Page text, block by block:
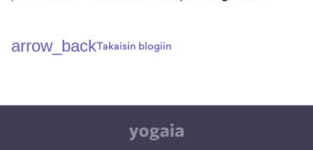
arrow_backTakaisin blogiin